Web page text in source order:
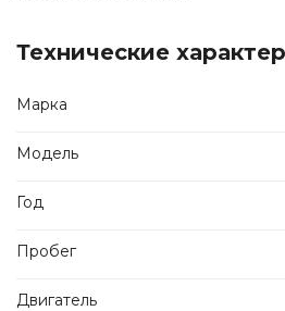
Технические
Марка
Модель
Год
Пробег
Двигатель